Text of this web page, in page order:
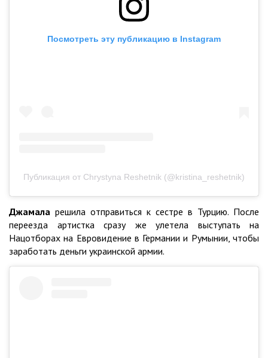
Посмотреть эту публикацию в Instagram
Публикация от Chrystyna Reshetnik (@kristina_reshetnik)
Джамала решила отправиться к сестре в Турцию. После
переезда артистка сразу же улетела выступать на
Нацотборах на Евровидение в Германии и Румынии, чтобы
заработать деньги украинской армии.